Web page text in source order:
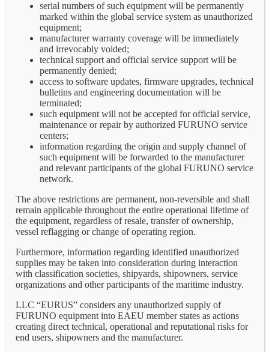
serial numbers of such equipment will be permanently
marked within the global service system as unauthorized
equipment;
manufacturer warranty coverage will be immediately
and irrevocably voided;
technical support and official service support will be
permanently denied;
access to software updates, firmware upgrades, technical
bulletins and engineering documentation will be
terminated;
such equipment will not be accepted for official service,
maintenance or repair by authorized FURUNO service
centers;
information regarding the origin and supply channel of
such equipment will be forwarded to the manufacturer
and relevant participants of the global FURUNO service
network.
The above restrictions are permanent, non-reversible and shall
remain applicable throughout the entire operational lifetime of
the equipment, regardless of resale, transfer of ownership,
vessel reflagging or change of operating region.
Furthermore, information regarding identified unauthorized
supplies may be taken into consideration during interaction
with classification societies, shipyards, shipowners, service
organizations and other participants of the maritime industry.
LLC “EURUS” considers any unauthorized supply of
FURUNO equipment into EAEU member states as actions
creating direct technical, operational and reputational risks for
end users, shipowners and the manufacturer.